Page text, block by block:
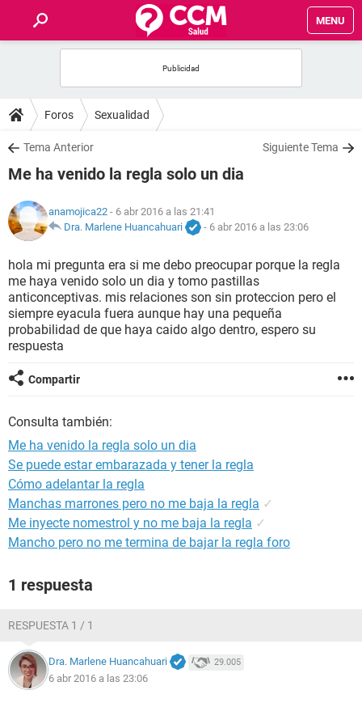
MENU
FOROS
SALUD
NUTRICIÓN
BIENESTAR
SEXUALIDAD
GLOSARIO
Foros Sexualidad
Tema Anterior Siguiente Tema
Me ha venido la regla solo un dia
anamojica22 - 6 abr 2016 a las 21:41
Dra. Marlene Huancahuari
- 6 abr 2016 a las 23:06
hola mi pregunta era si me debo preocupar porque la regla
me haya venido solo un dia y tomo pastillas
anticonceptivas. mis relaciones son sin proteccion pero el
siempre eyacula fuera aunque hay una pequeña
probabilidad de que haya caido algo dentro, espero su
respuesta
Compartir
Consulta también:
Me ha venido la regla solo un dia
Se puede estar embarazada y tener la regla
Cómo adelantar la regla
Manchas marrones pero no me baja la regla ✓
Me inyecte nomestrol y no me baja la regla ✓
Mancho pero no me termina de bajar la regla foro
1 respuesta
RESPUESTA 1 / 1
Dra. Marlene Huancahuari 29.005
6 abr 2016 a las 23:06